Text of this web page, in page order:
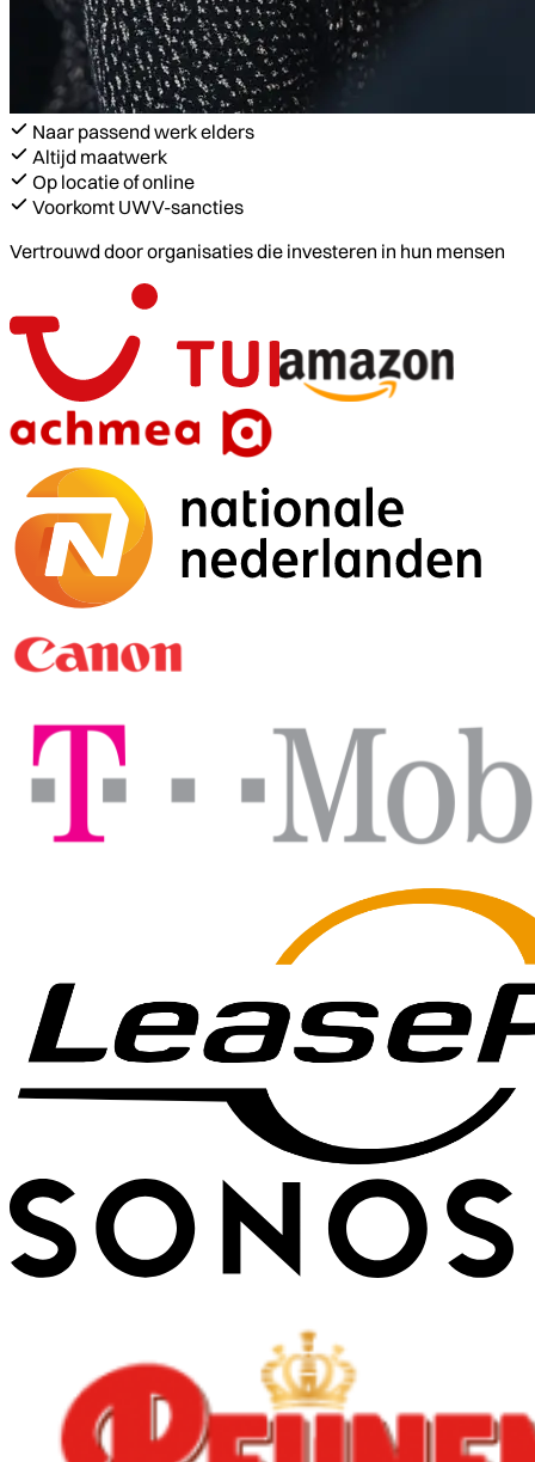
Naar passend werk elders
Altijd maatwerk
Op locatie of online
Voorkomt UWV-sancties
Vertrouwd door organisaties die investeren in hun mensen